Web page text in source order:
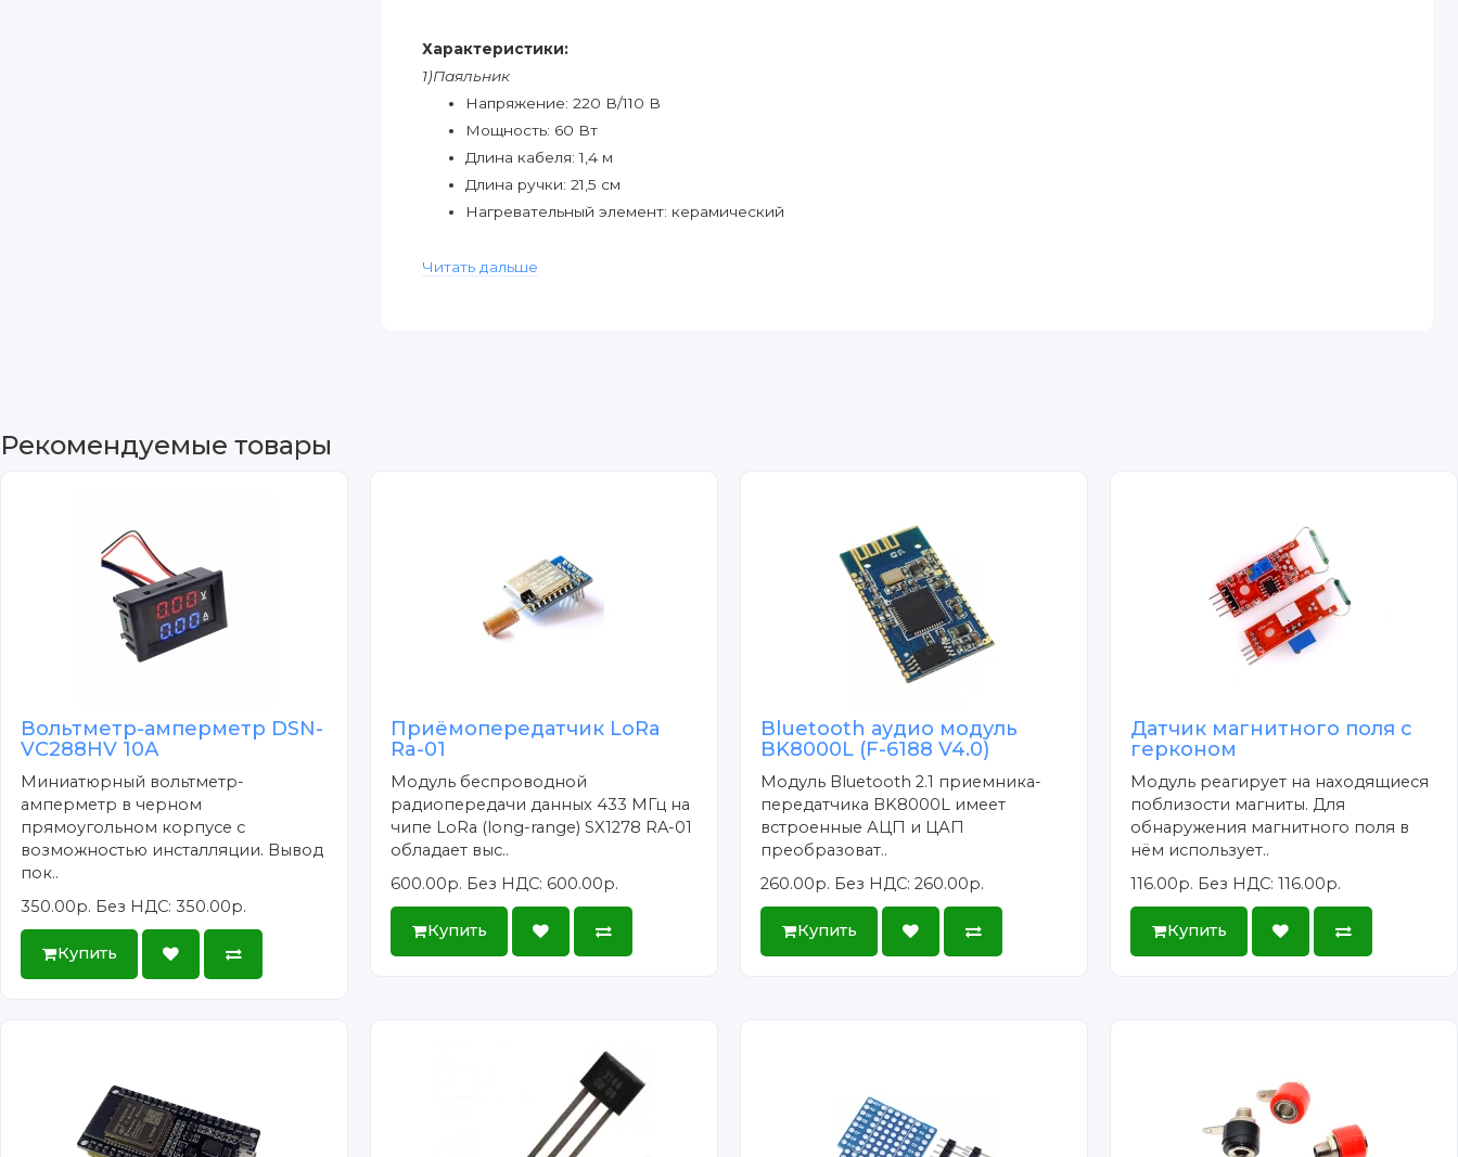
Характеристики:
1)Паяльник
Напряжение: 220 В/110 В
Мощность: 60 Вт
Длина кабеля: 1,4 м
Длина ручки: 21,5 см
Нагревательный элемент: керамический
Размеры: 50х35мм
Комплектация:
Электрический паяльник с регулируемой температурой 60Вт - 1шт.
Жало - 6шт.
Губка - 1шт.
Припой - 1шт.
Подставка под паяльник - 1шт.
Читать дальше
Рекомендуемые товары
Вольтметр-амперметр DSN-
VC288HV 10А
Миниатюрный вольтметр-
амперметр в черном
прямоугольном корпусе с
возможностью инсталляции. Вывод
пок..
350.00р. Без НДС: 350.00р.
Купить
Приёмопередатчик LoRa
Ra-01
Модуль беспроводной
радиопередачи данных 433 МГц на
чипе LoRa (long-range) SX1278 RA-01
обладает выс..
600.00р. Без НДС: 600.00р.
Купить
Bluetooth аудио модуль
BK8000L (F-6188 V4.0)
Модуль Bluetooth 2.1 приемника-
передатчика BK8000L имеет
встроенные АЦП и ЦАП
преобразоват..
260.00р. Без НДС: 260.00р.
Купить
Датчик магнитного поля с
герконом
Модуль реагирует на находящиеся
поблизости магниты. Для
обнаружения магнитного поля в
нём использует..
116.00р. Без НДС: 116.00р.
Купить